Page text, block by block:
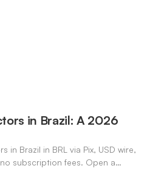
in Brazil: A 2026
in Brazil in BRL via Pix, USD wire,
subscription fees. Open a